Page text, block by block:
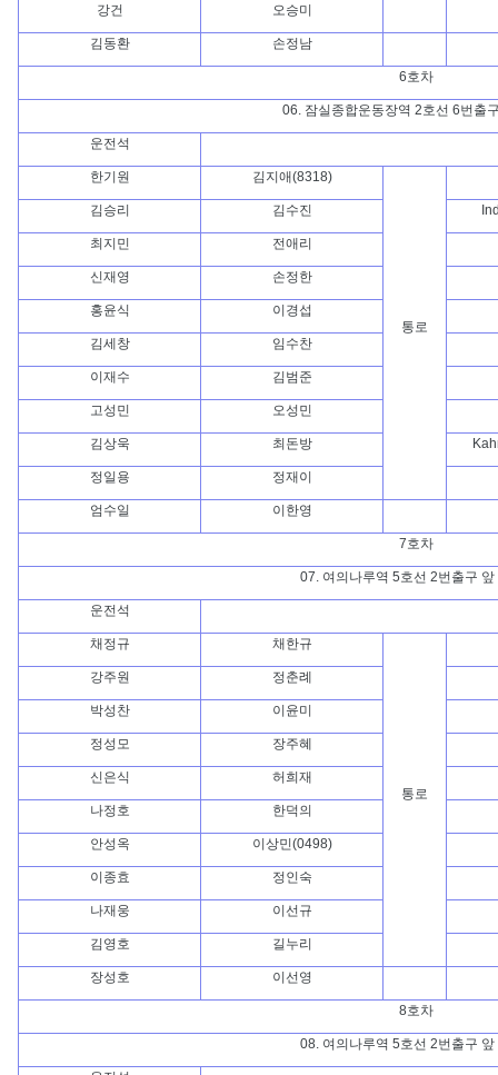
강건 오승미
김동환 손정남
6호차
06. 잠실종합운동장역 2호선 6번출
운전석
한기원 김지애(8318)
통로
김승리 김수진
최지민 전애리
신재영 손정한
홍윤식 이경섭
김세창 임수찬
이재수 김범준
고성민 오성민
김상욱 최돈방
정일용 정재이
엄수일 이한영
7호차
07. 여의나루역 5호선 2번출구 앞
운전석
채정규 채한규
통로
강주원 정춘례
박성찬 이윤미
정성모 장주혜
신은식 허희재
나정호 한덕의
안성옥 이상민(0498)
이종효 정인숙
나재웅 이선규
김영호 길누리
장성호 이선영
8호차
08. 여의나루역 5호선 2번출구 앞